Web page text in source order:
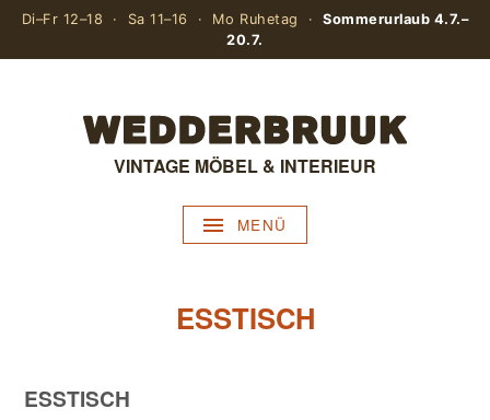
Di–Fr 12–18 · Sa 11–16 · Mo Ruhetag ·Sommerurlaub 4.7.–
20.7.
VINTAGE MÖBEL & INTERIEUR
MENÜ
ESSTISCH
ESSTISCH